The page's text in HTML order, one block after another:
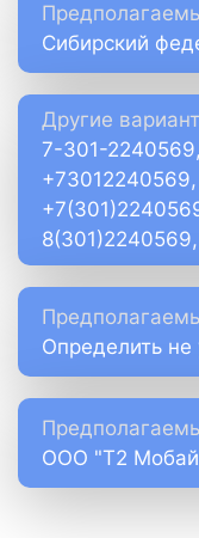
Сибирский
Другие
7-301-
Определить не
ООО "Т2